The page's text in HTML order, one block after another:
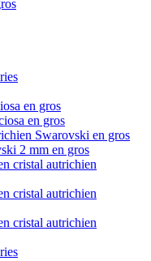
en gros
en gros
Swarovski en gros
2 mm en gros
cristal autrichien
cristal autrichien
cristal autrichien